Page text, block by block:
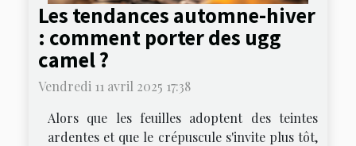
Les tendances automne-hiver
: comment porter des ugg
camel ?
Vendredi 11 avril 2025 17:38
Alors que les feuilles adoptent des teintes
ardentes et que le crépuscule s'invite plus tôt,